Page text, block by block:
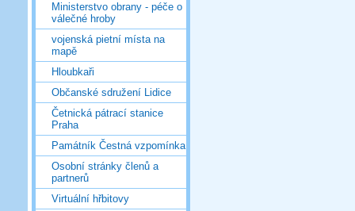
Ministerstvo obrany - péče o
válečné hroby
vojenská pietní místa na
mapě
Hloubkaři
Občanské sdružení Lidice
Četnická pátrací stanice
Praha
Památník Čestná vzpomínka
Osobní stránky členů a
partnerů
Virtuální hřbitovy